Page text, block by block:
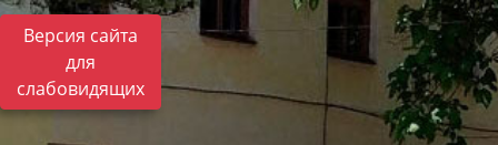
Версия сайта
для
слабовидящих